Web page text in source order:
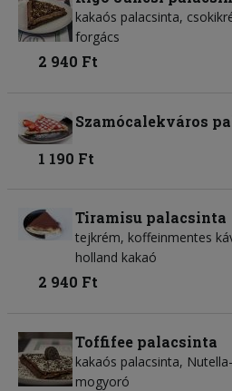
kakaós palacsinta,
forgács
2 940 Ft
Szamócalekváros
1 190 Ft
Tiramisu palacsinta
tejkrém, koffeinmentes
holland kakaó
2 940 Ft
Toffifee palacsinta
kakaós palacsinta,
mogyoró